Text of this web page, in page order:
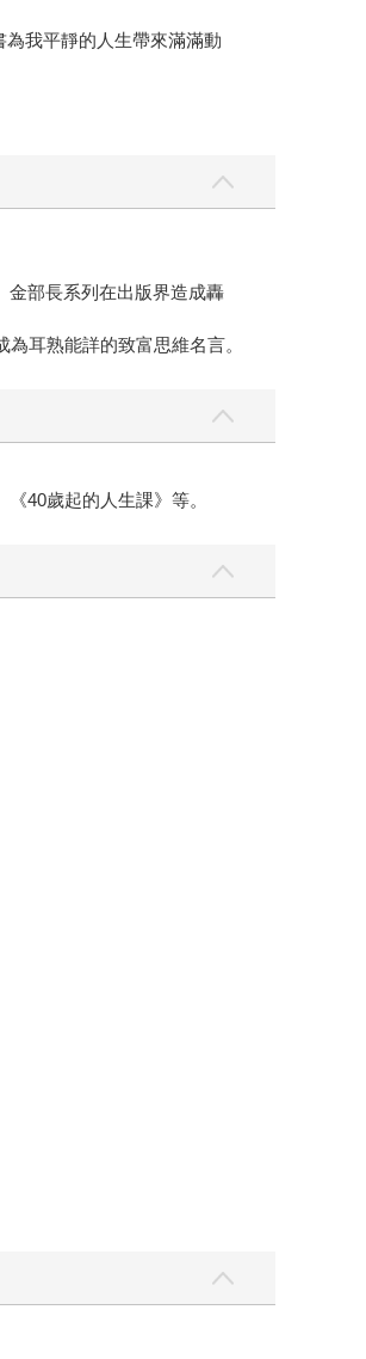
我平靜的人生帶來滿滿動
金部長系列在出版界造成轟
耳熟能詳的致富思維名言。
40歲起的人生課》等。